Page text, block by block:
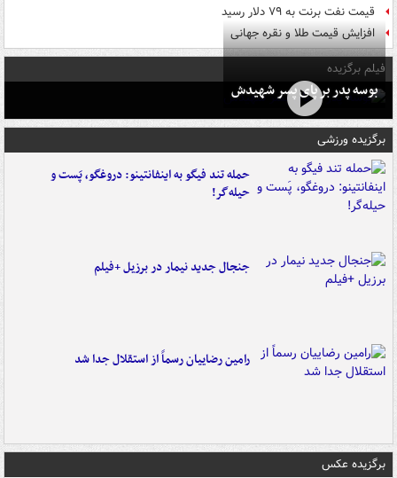
قیمت نفت برنت به ۷۹ دلار رسید
افزایش قیمت طلا و نقره جهانی
فیلم برگزیده
بوسه‌ پدر بر پای پسر شهیدش
برگزیده ورزشی
حمله تند فیگو به اینفانتینو: دروغگو، پَست‌ و
حیله‌گر!
جنجال جدید نیمار در برزیل +فیلم
رامین رضاییان رسماً از استقلال جدا شد
برگزیده عکس